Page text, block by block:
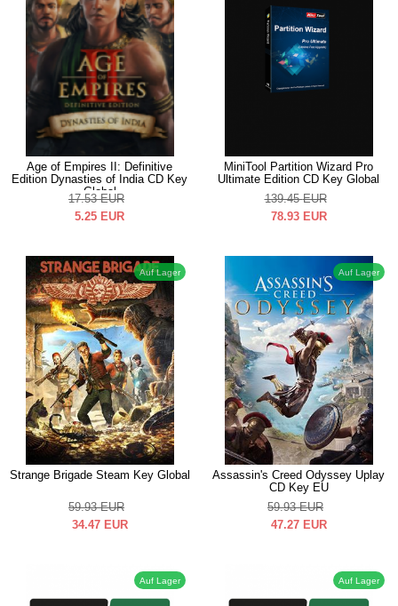
Age of Empires II: Definitive
Edition Dynasties of India CD Key
Global
17.53 EUR
5.25 EUR
MiniTool Partition Wizard Pro
Ultimate Edition CD Key Global
139.45 EUR
78.93 EUR
Auf Lager
Strange Brigade Steam Key Global
59.93 EUR
34.47 EUR
Auf Lager
Assassin's Creed Odyssey Uplay
CD Key EU
59.93 EUR
47.27 EUR
Auf Lager Auf Lager